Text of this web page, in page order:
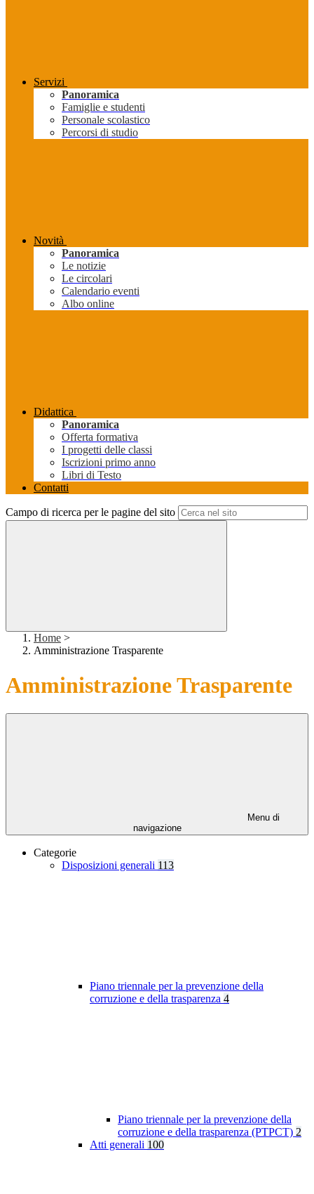
Servizi
Panoramica
Famiglie e studenti
Personale scolastico
Percorsi di studio
Novità
Panoramica
Le notizie
Le circolari
Calendario eventi
Albo online
Didattica
Panoramica
Offerta formativa
I progetti delle classi
Iscrizioni primo anno
Libri di Testo
Contatti
Campo di ricerca per le pagine del sito
Home >
Amministrazione Trasparente
Amministrazione Trasparente
Menu di
navigazione
Categorie
Disposizioni generali 113
Piano triennale per la prevenzione della
corruzione e della trasparenza 4
Piano triennale per la prevenzione della
corruzione e della trasparenza (PTPCT) 2
Atti generali 100